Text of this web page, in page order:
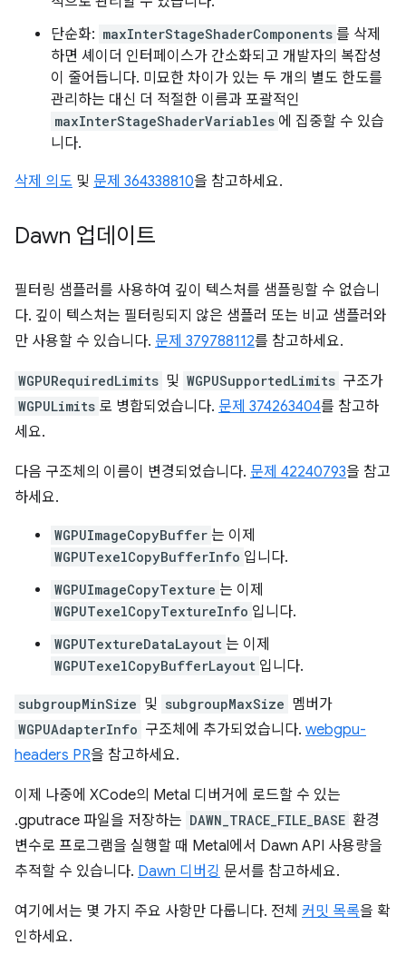
단순화: maxInterStageShaderComponents 를 삭제
하면 셰이더 인터페이스가 간소화되고 개발자의 복잡성
이 줄어듭니다. 미묘한 차이가 있는 두 개의 별도 한도를
관리하는 대신 더 적절한 이름과 포괄적인
maxInterStageShaderVariables 에 집중할 수 있습
니다.
삭제 의도 및 문제 364338810을 참고하세요.
Dawn 업데이트
필터링 샘플러를 사용하여 깊이 텍스처를 샘플링할 수 없습니
다. 깊이 텍스처는 필터링되지 않은 샘플러 또는 비교 샘플러와
만 사용할 수 있습니다. 문제 379788112를 참고하세요.
WGPURequiredLimits 및 WGPUSupportedLimits 구조가
WGPULimits 로 병합되었습니다. 문제 374263404를 참고하
세요.
다음 구조체의 이름이 변경되었습니다. 문제 42240793을 참고
하세요.
WGPUImageCopyBuffer 는 이제
WGPUTexelCopyBufferInfo 입니다.
WGPUImageCopyTexture 는 이제
WGPUTexelCopyTextureInfo 입니다.
WGPUTextureDataLayout 는 이제
WGPUTexelCopyBufferLayout 입니다.
subgroupMinSize 및 subgroupMaxSize 멤버가
WGPUAdapterInfo 구조체에 추가되었습니다. webgpu-
headers PR을 참고하세요.
이제 나중에 XCode의 Metal 디버거에 로드할 수 있는
.gputrace 파일을 저장하는 DAWN_TRACE_FILE_BASE 환경
변수로 프로그램을 실행할 때 Metal에서 Dawn API 사용량을
추적할 수 있습니다. Dawn 디버깅 문서를 참고하세요.
여기에서는 몇 가지 주요 사항만 다룹니다. 전체 커밋 목록을 확
인하세요.